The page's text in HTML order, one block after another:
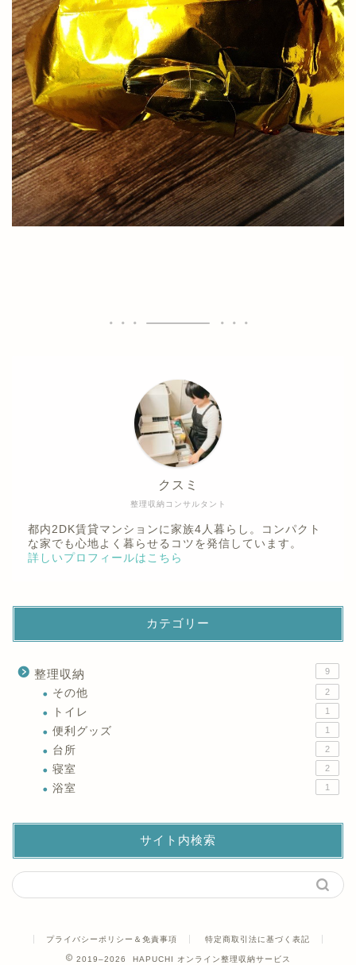
整理収納コンサルタント
クスミ
都内2DK賃貸マンションに家族4人暮らし。コンパクト
な家でも心地よく暮らせるコツを発信しています。
詳しいプロフィールはこちら
カテゴリー
整理収納 9
その他 2
トイレ 1
便利グッズ 1
台所 2
寝室 2
浴室 1
サイト内検索
プライバシーポリシー＆免責事項 特定商取引法に基づく表記
2019–2026 HAPUCHI オンライン整理収納サービス